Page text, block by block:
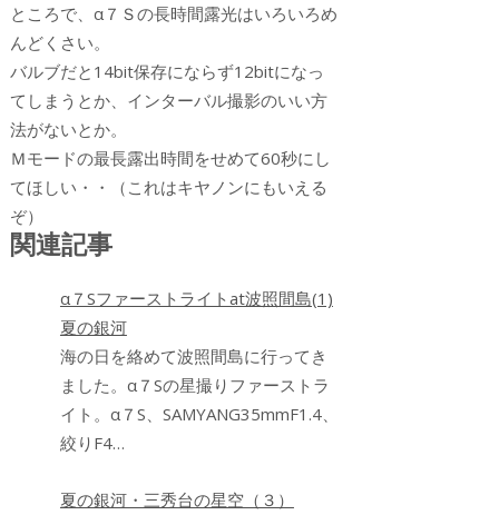
ところで、α７Ｓの長時間露光はいろいろめ
んどくさい。
バルブだと14bit保存にならず12bitになっ
てしまうとか、インターバル撮影のいい方
法がないとか。
Ｍモードの最長露出時間をせめて60秒にし
てほしい・・（これはキヤノンにもいえる
ぞ）
関連記事
α７Sファーストライトat波照間島(1)
夏の銀河
海の日を絡めて波照間島に行ってき
ました。α７Sの星撮りファーストラ
イト。α７S、SAMYANG35mmF1.4、
絞りF4…
夏の銀河・三秀台の星空（３）